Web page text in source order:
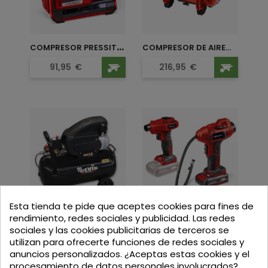
C
OMPRESOR PRESSITO 18/25...
Precio
91,95 €
COMPRESOR DE AIRE...
Precio
216,95 €
C
OMPRESOR 2HP 50L CEVIK PRO55
Precio
165,95€
K
IT SOPLADOR Y COMPRESOR...
Precio
123,95 €
Esta tienda te pide que aceptes cookies para fines de
rendimiento, redes sociales y publicidad. Las redes
sociales y las cookies publicitarias de terceros se
utilizan para ofrecerte funciones de redes sociales y
anuncios personalizados. ¿Aceptas estas cookies y el